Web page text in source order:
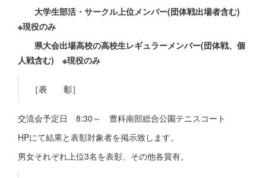
大学生部活・サークル上位メンバー(団体戦出場者含む)
※現役のみ
県大会出場高校の高校生レギュラーメンバー(団体戦、個
人戦含む) ※現役のみ
［表 彰］
交流会予定日 8:30～ 豊科南部総合公園テニスコート
HPにて結果と表彰対象者を掲示致します。
男女それぞれ上位3名を表彰、その他各賞有。